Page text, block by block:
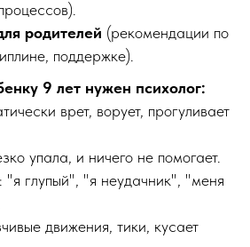
родителей (рекомендации по
поддержке).
9 лет нужен психолог:
врет, ворует, прогуливает
упала, и ничего не помогает.
"я глупый", "я неудачник", "меня
движения, тики, кусает